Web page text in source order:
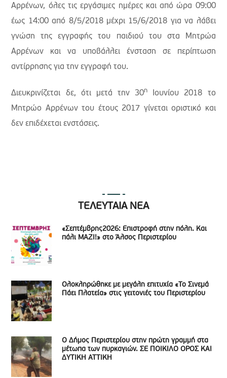
Αρρένων, όλες τις εργάσιμες ημέρες και από ώρα 09:00
έως 14:00 από 8/5/2018 μέχρι 15/6/2018 για να λάβει
γνώση της εγγραφής του παιδιού του στα Μητρώα
Αρρένων και να υποβάλλει ένσταση σε περίπτωση
αντίρρησης για την εγγραφή του.
Διευκρινίζεται δε, ότι μετά την 30η
Ιουνίου 2018 το
Μητρώο Αρρένων του έτους 2017 γίνεται οριστικό και
δεν επιδέχεται ενστάσεις.
ΤΕΛΕΥΤΑΙΑ ΝΕΑ
«Σεπτέμβρης2026: Επιστροφή στην πόλη. Και
πάλι ΜΑΖΙ!» στο Άλσος Περιστερίου
Ολοκληρώθηκε με μεγάλη επιτυχία «Το Σινεμά
Πάει Πλατεία» στις γειτονιές του Περιστερίου
Ο Δήμος Περιστερίου στην πρώτη γραμμή στα
μέτωπα των πυρκαγιών. ΣΕ ΠΟΙΚΙΛΟ ΟΡΟΣ ΚΑΙ
ΔΥΤΙΚΗ ΑΤΤΙΚΗ